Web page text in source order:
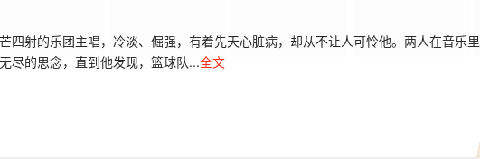
射的乐团主唱，冷淡、倔强，有着先天心脏病，却从不让人可怜他。两人在音乐里
尽的思念，直到他发现，篮球队...全文